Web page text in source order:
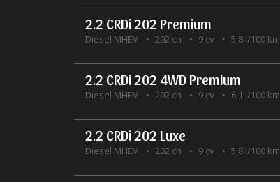
2.2 CRDi 202 Premium
Diesel MHEV 202 ch 9 cv 5,8 l/100 km
2.2 CRDi 202 4WD Premium
Diesel MHEV 202 ch 9 cv 6,1 l/100 km
2.2 CRDi 202 Luxe
Diesel MHEV 202 ch 9 cv 5,8 l/100 km